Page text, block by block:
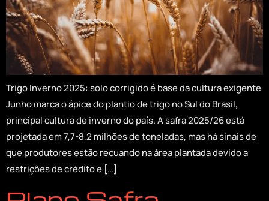
Trigo Inverno 2025: solo corrigido é base da cultura exigente
Junho marca o ápice do plantio de trigo no Sul do Brasil,
principal cultura de inverno do país. A safra 2025/26 está
projetada em 7,7-8,2 milhões de toneladas, mas há sinais de
que produtores estão recuando na área plantada devido a
restrições de crédito e […]